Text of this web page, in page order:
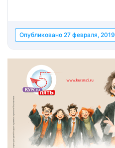
Опубликовано 27 февраля, 2019